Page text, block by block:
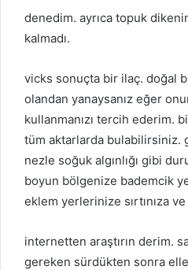
denedim. ayrıca topuk
kalmadı.
vicks sonuçta bir ilaç. doğal
olandan yanaysanız eğer
kullanmanızı tercih ederim.
tüm aktarlarda bulabilirsiniz.
nezle soğuk algınlığı gibi
boyun bölgenize bademcik
eklem yerlerinize sırtınıza
internetten araştırın derim.
gereken sürdükten sonra